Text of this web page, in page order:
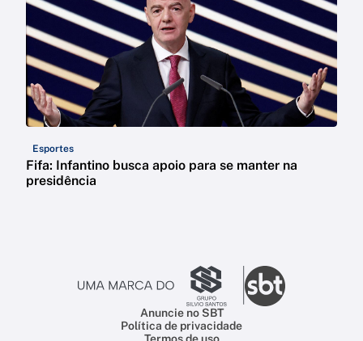
Esportes
Fifa: Infantino busca apoio para se manter na
presidência
Anuncie no SBT
Política de privacidade